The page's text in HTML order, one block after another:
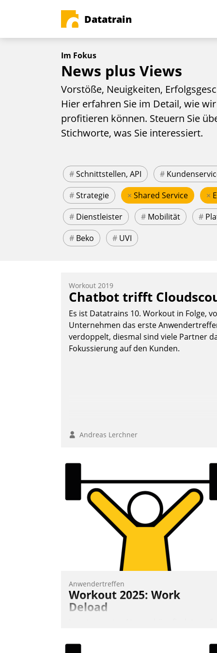
Datatrain
Im Fokus
News plus Views
Vorstöße, Neuigkeiten,
Hier erfahren Sie im Detail, wie
profitieren können. Steuern Sie
Stichworte, was Sie interessiert.
#Schnittstellen, API #
#Strategie × Shared Service ×
# Dienstleister # Mobilität #
# Beko # UVI
Workout 2019
Chatbot trifft
Es ist Datatrains 10. Workout in Folge,
Unternehmen das erste
verdoppelt, diesmal sind viele Partner
Fokussierung auf den Kunden.
Andreas Lerchner
Anwendertreffen
Workout 2025: Work
Deload
Kunden- und Partnerkreis statt. Zentrale